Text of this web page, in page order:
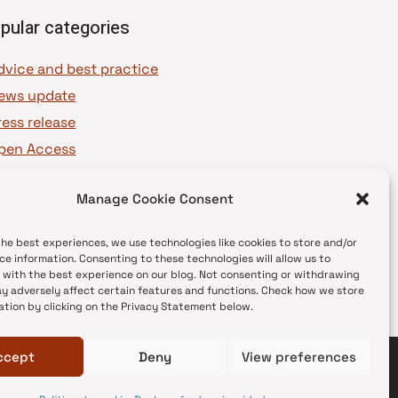
Manage Cookie Consent
best experiences, we use technologies like cookies to store and/or
information. Consenting to these technologies will allow us to
with the best experience on our blog. Not consenting or withdrawing
adversely affect certain features and functions. Check how we store
by clicking on the Privacy Statement below.
Deny View preferences
categories
and best practice
update
release
Access